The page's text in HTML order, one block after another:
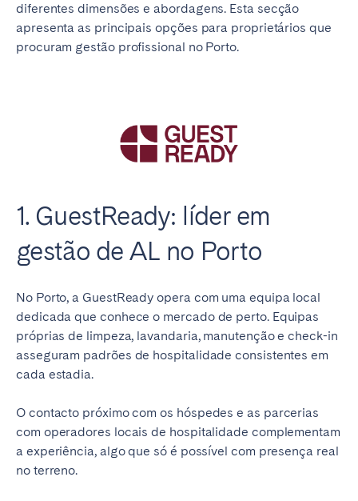
diferentes dimensões e abordagens. Esta secção
apresenta as principais opções para proprietários que
procuram gestão profissional no Porto.
1. GuestReady: líder em
gestão de AL no Porto
No Porto, a GuestReady opera com uma equipa local
dedicada que conhece o mercado de perto. Equipas
próprias de limpeza, lavandaria, manutenção e check-in
asseguram padrões de hospitalidade consistentes em
cada estadia.
O contacto próximo com os hóspedes e as parcerias
com operadores locais de hospitalidade complementam
a experiência, algo que só é possível com presença real
no terreno.